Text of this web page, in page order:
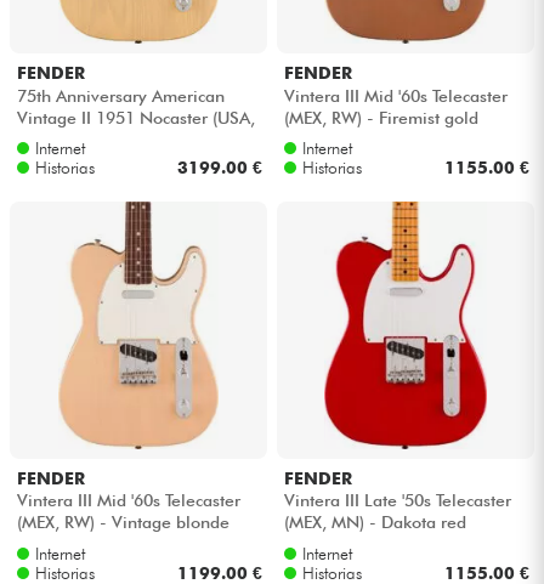
Violines y cuarteto
Niños
Bundle
Ver nuestras marcas
FENDER
75th Anniversary American
Vintage II 1951 Nocaster (USA,
MN) - Blonde
Internet
Historias
3199.00 €
FENDER
Vintera III Mid '60s Telecaster
(MEX, RW) - Firemist gold
Internet
Historias
1155.00 €
FENDER
Vintera III Mid '60s Telecaster
(MEX, RW) - Vintage blonde
Internet
Historias
1199.00 €
FENDER
Vintera III Late '50s Telecaster
(MEX, MN) - Dakota red
Internet
Historias
1155.00 €